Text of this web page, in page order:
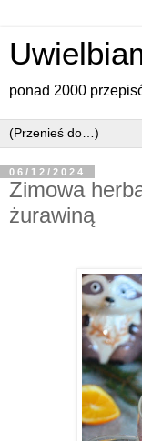
ponad 2000
06/12/2024
Zimowa
żurawiną